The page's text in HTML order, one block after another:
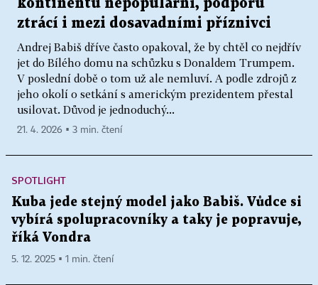
kontinentu nepopulární, podporu
ztrácí i mezi dosavadními příznivci
Andrej Babiš dříve často opakoval, že by chtěl co nejdřív
jet do Bílého domu na schůzku s Donaldem Trumpem.
V poslední době o tom už ale nemluví. A podle zdrojů z
jeho okolí o setkání s americkým prezidentem přestal
usilovat. Důvod je jednoduchý...
21. 4. 2026 ▪ 3 min. čtení
SPOTLIGHT
Kuba jede stejný model jako Babiš. Vůdce si
vybírá spolupracovníky a taky je popravuje,
říká Vondra
5. 12. 2025 ▪ 1 min. čtení